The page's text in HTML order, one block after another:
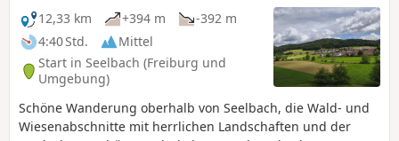
Schwarzwald.
12,33 km
+394 m
-392 m
4:40 Std.
Mittel
Start in Seelbach (Freiburg und
Umgebung)
Schöne Wanderung oberhalb von Seelbach, die Wald- und
Wiesenabschnitte mit herrlichen Landschaften und der